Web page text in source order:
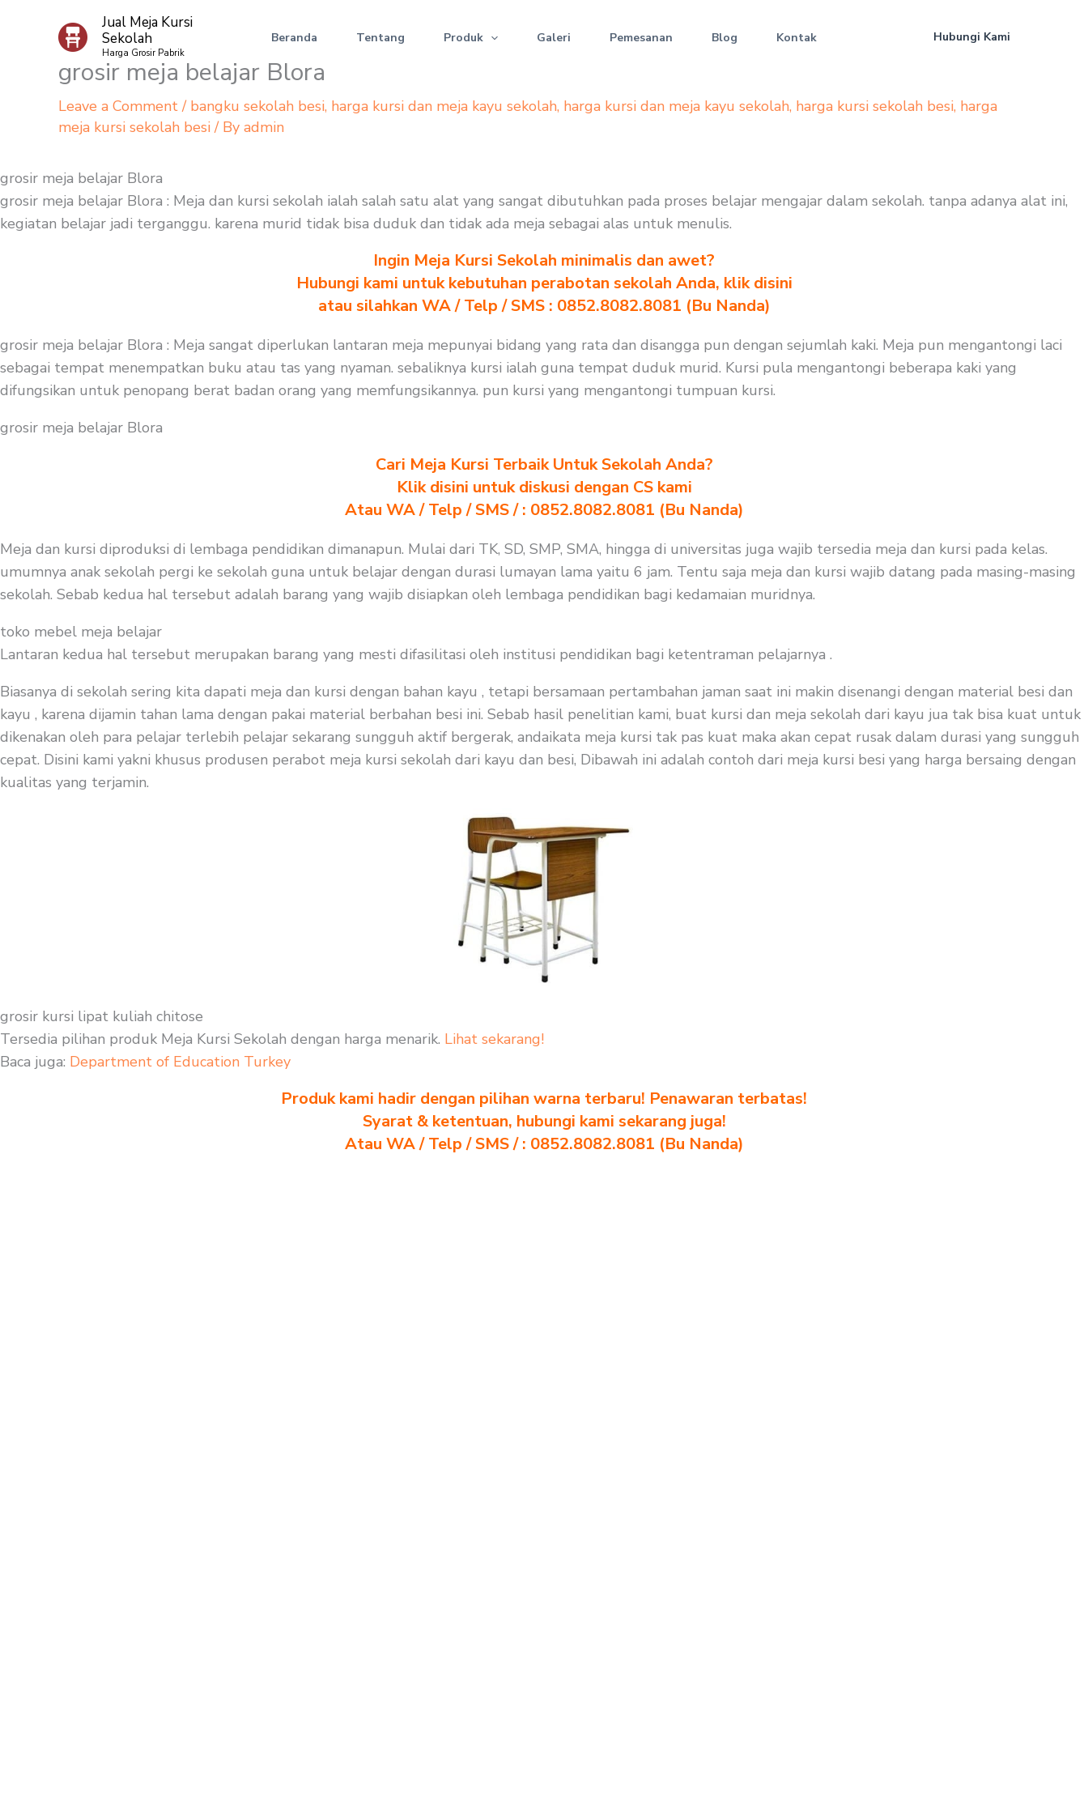
Jual Meja Kursi
Sekolah
Harga Grosir Pabrik
Beranda Tentang Produk Galeri Pemesanan Blog Kontak Hubungi Kami
grosir meja belajar Blora
Leave a Comment / bangku sekolah besi, harga kursi dan meja kayu sekolah, harga kursi dan meja kayu sekolah, harga kursi sekolah besi, harga
meja kursi sekolah besi/ By admin
grosir meja belajar Blora
grosir meja belajar Blora : Meja dan kursi sekolah ialah salah satu alat yang sangat dibutuhkan pada proses belajar mengajar dalam sekolah. tanpa adanya alat ini,
kegiatan belajar jadi terganggu. karena murid tidak bisa duduk dan tidak ada meja sebagai alas untuk menulis.
Ingin Meja Kursi Sekolah minimalis dan awet?
Hubungi kami untuk kebutuhan perabotan sekolah Anda, klik disini
atau silahkan WA / Telp / SMS : 0852.8082.8081 (Bu Nanda)
grosir meja belajar Blora : Meja sangat diperlukan lantaran meja mepunyai bidang yang rata dan disangga pun dengan sejumlah kaki. Meja pun mengantongi laci
sebagai tempat menempatkan buku atau tas yang nyaman. sebaliknya kursi ialah guna tempat duduk murid. Kursi pula mengantongi beberapa kaki yang
difungsikan untuk penopang berat badan orang yang memfungsikannya. pun kursi yang mengantongi tumpuan kursi.
grosir meja belajar Blora
Cari Meja Kursi Terbaik Untuk Sekolah Anda?
Klik disini untuk diskusi dengan CS kami
Atau WA / Telp / SMS / : 0852.8082.8081 (Bu Nanda)
Meja dan kursi diproduksi di lembaga pendidikan dimanapun. Mulai dari TK, SD, SMP, SMA, hingga di universitas juga wajib tersedia meja dan kursi pada kelas.
umumnya anak sekolah pergi ke sekolah guna untuk belajar dengan durasi lumayan lama yaitu 6 jam. Tentu saja meja dan kursi wajib datang pada masing-masing
sekolah. Sebab kedua hal tersebut adalah barang yang wajib disiapkan oleh lembaga pendidikan bagi kedamaian muridnya.
toko mebel meja belajar
Lantaran kedua hal tersebut merupakan barang yang mesti difasilitasi oleh institusi pendidikan bagi ketentraman pelajarnya .
Biasanya di sekolah sering kita dapati meja dan kursi dengan bahan kayu , tetapi bersamaan pertambahan jaman saat ini makin disenangi dengan material besi dan
kayu , karena dijamin tahan lama dengan pakai material berbahan besi ini. Sebab hasil penelitian kami, buat kursi dan meja sekolah dari kayu jua tak bisa kuat untuk
dikenakan oleh para pelajar terlebih pelajar sekarang sungguh aktif bergerak, andaikata meja kursi tak pas kuat maka akan cepat rusak dalam durasi yang sungguh
cepat. Disini kami yakni khusus produsen perabot meja kursi sekolah dari kayu dan besi, Dibawah ini adalah contoh dari meja kursi besi yang harga bersaing dengan
kualitas yang terjamin.
grosir kursi lipat kuliah chitose
Tersedia pilihan produk Meja Kursi Sekolah dengan harga menarik. Lihat sekarang!
Baca juga: Department of Education Turkey
Produk kami hadir dengan pilihan warna terbaru! Penawaran terbatas!
Syarat & ketentuan, hubungi kami sekarang juga!
Atau WA / Telp / SMS / : 0852.8082.8081 (Bu Nanda)